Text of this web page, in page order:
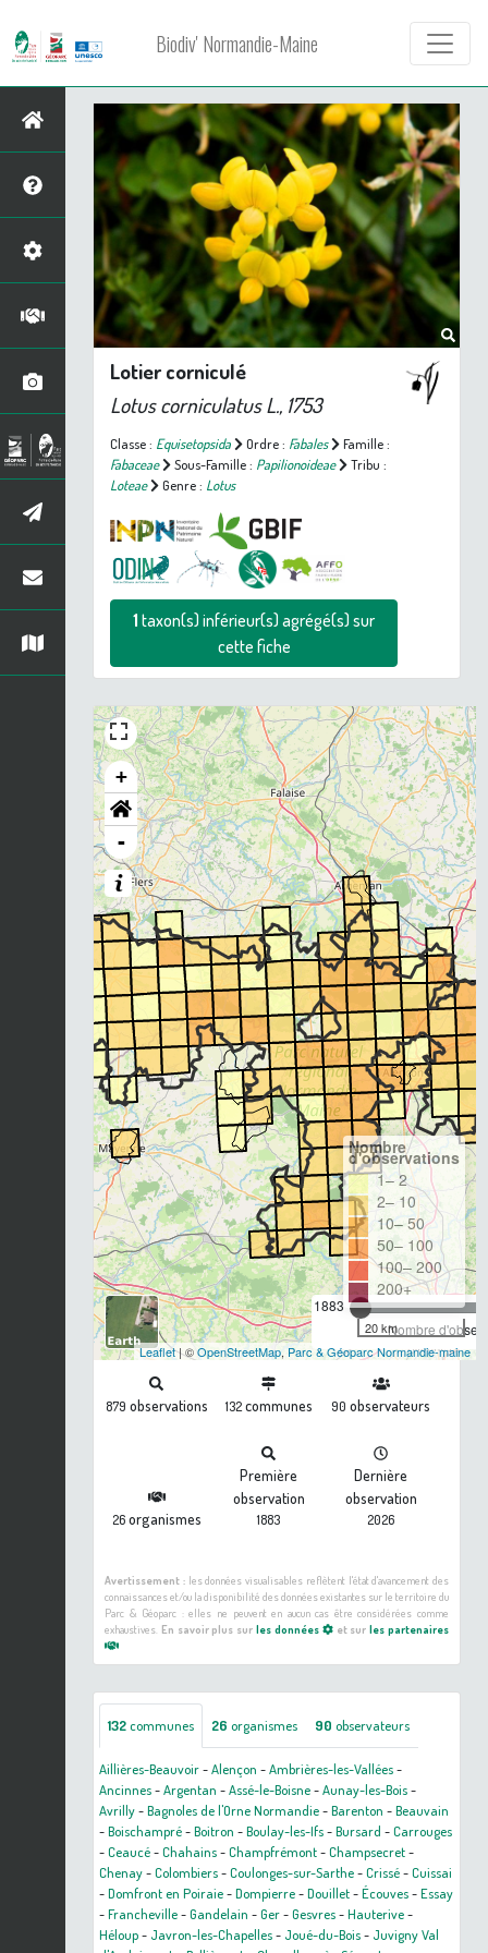
Biodiv' Normandie-Maine
Lotier corniculé
Lotus corniculatusL., 1753
Classe : Equisetopsida Ordre : Fabales
Famille :
Fabaceae
Sous-Famille : Papilionoideae
Tribu :
Loteae
Genre : Lotus
1taxon(s) inférieur(s) agrégé(s) sur
cette fiche
+
-
1883
Nombre
Nombre
d'observations
1– 2
2– 10
10– 50
50– 100
100– 200
200+
20 km
Leaflet| ©OpenStreetMap, Parc & Géoparc Normandie-maine
879 observations 132 communes 90 observateurs
26organismes
Première
observation
1883
Dernière
observation
2026
Avertissement :les données visualisables reflètent l'état d'avancement des
connaissances et/ou la disponibilité des données existantes sur le territoire du
Parc & Géoparc : elles ne peuvent en aucun cas être considérées comme
exhaustives. En savoir plus sur les données et surles partenaires
132communes 26 organismes 90 observateurs
Aillières-Beauvoir-Alençon -Ambrières-les-Vallées-
Ancinnes-Argentan -Assé-le-Boisne-Aunay-les-Bois-
Avrilly-Bagnoles de l'Orne Normandie-Barenton -Beauvain
-Boischampré-Boitron -Boulay-les-Ifs-Bursard -Carrouges
-Ceaucé-Chahains-Champfrémont-Champsecret-
Chenay-Colombiers-Coulonges-sur-Sarthe-Crissé-Cuissai
-Domfront en Poiraie-Dompierre-Douillet-Écouves-Essay
-Francheville-Gandelain -Ger-Gesvres-Hauterive-
Héloup- Javron-les-Chapelles- Joué-du-Bois- Juvigny Val